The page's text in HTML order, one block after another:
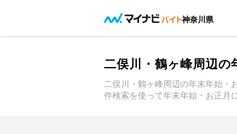
神奈川県
二俣川・鶴ヶ峰周辺の
二俣川・鶴ヶ峰周辺の年末年始・
件検索を使って年末年始・お正月